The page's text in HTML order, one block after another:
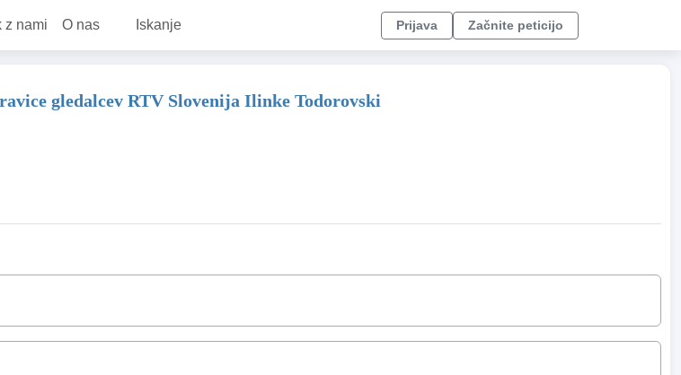
z nami O nas Iskanje Prijava Začnite peticijo
gledalcev RTV Slovenija Ilinke Todorovski